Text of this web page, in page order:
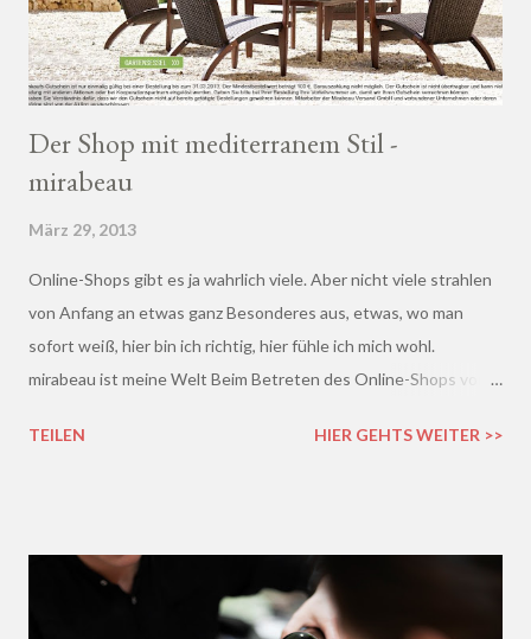
Der Shop mit mediterranem Stil -
mirabeau
März 29, 2013
Online-Shops gibt es ja wahrlich viele. Aber nicht viele strahlen
von Anfang an etwas ganz Besonderes aus, etwas, wo man
sofort weiß, hier bin ich richtig, hier fühle ich mich wohl.
mirabeau ist meine Welt Beim Betreten des Online-Shops von
Harmonische - ich wusste sofort, hier fühle ich mich wohl :)
TEILEN HIER GEHTS WEITER >>